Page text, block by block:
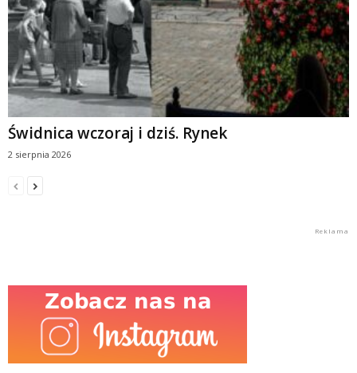
Świdnica wczoraj i dziś. Rynek
2 sierpnia 2026